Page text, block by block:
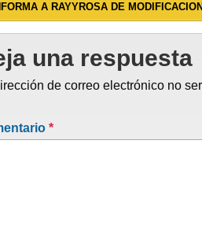
A RAYYROSA DE
una respuesta
de correo electrónico no
*